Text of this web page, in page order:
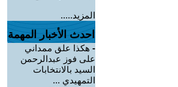
المزيد.....
احدث الأخبار المهمة
- هكذا علق ممداني
على فوز عبدالرحمن
السيد بالانتخابات
التمهيدي ...